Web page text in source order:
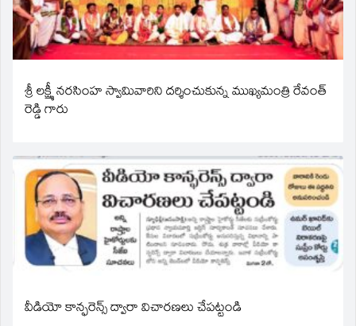
శ్రీ లక్ష్మీ నరసింహ స్వామివారిని దర్శించుకున్న ముఖ్యమంత్రి రేవంత్
రెడ్డి గారు
వీడియో కాన్ఫరెన్స్ ద్వారా విచారణలు చేపట్టండి